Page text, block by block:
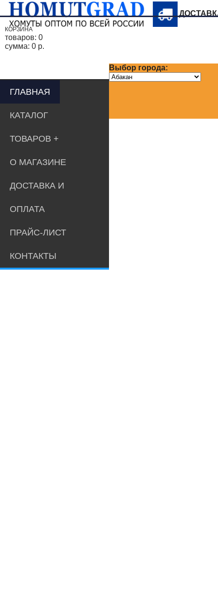
Выбор города:
КОРЗИНА
товаров: 0
сумма: 0 р.
ГЛАВНАЯ
КАТАЛОГ
ТОВАРОВ
О МАГАЗИНЕ
ДОСТАВКА И
ОПЛАТА
ПРАЙС-ЛИСТ
КОНТАКТЫ